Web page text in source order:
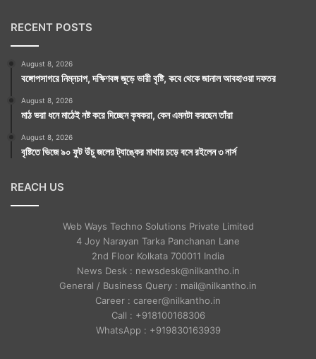
RECENT POSTS
August 8, 2026
বঙ্গোপসাগরে নিম্নচাপ, দক্ষিণবঙ্গ জুড়ে ভারী বৃষ্টি, কবে থেকে জানাল আবহাওয়া দফতর
August 8, 2026
মাঠ ভরা ধনে মাঠেই নষ্ট করে দিচ্ছেন কৃষকরা, কেন এমনটা করছেন তাঁরা
August 8, 2026
বৃষ্টিতে ভিজে ৯০ ফুট উঁচু জলের ট্যাঙ্কের মাথায় চড়ে বসে রইলেন ৩ নার্স
REACH US
Web Ways Techno Solutions Private Limited
4 Joy Narayan Tarka Panchanan Lane
2nd Floor Kolkata 700011 India
News Desk : newsdesk@nilkantho.in
General / Business Query : mail@nilkantho.in
Career : career@nilkantho.in
Call : +918100168306
WhatsApp : +919830163939